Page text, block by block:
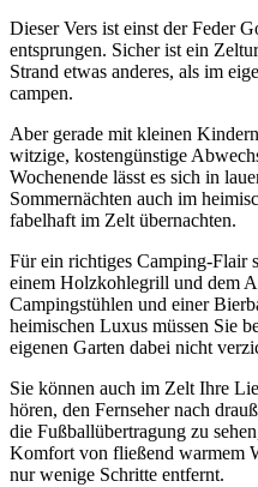
Dieser Vers ist einst der Feder
entsprungen. Sicher ist ein
Strand etwas anderes, als im
campen.
Aber gerade mit kleinen
witzige, kostengünstige
Wochenende lässt es sich in
Sommernächten auch im
fabelhaft im Zelt übernachten.
Für ein richtiges Camping-Flair
einem Holzkohlegrill und dem
Campingstühlen und einer
heimischen Luxus müssen Sie
eigenen Garten dabei nicht
Sie können auch im Zelt Ihre
hören, den Fernseher nach
die Fußballübertragung zu
Komfort von fließend warmem
nur wenige Schritte entfernt.